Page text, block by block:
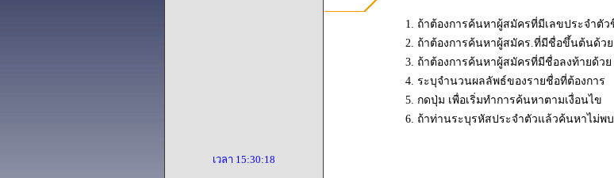
1. ถ้าต้องการค้นหาผู้สมัครที่มีเลขประจำตั
2. ถ้าต้องการค้นหาผู้สมัคร.ที่มีชื่อขึ้นต้นด้ว
3. ถ้าต้องการค้นหาผู้สมัครที่มีชื่อลงท้ายด้ว
4. ระบุจำนวนผลลัพธ์ของรายชื่อที่ต้องการ
5. กดปุ่ม เพื่อเริ่มทำการค้นหาตามเงื่อนไข
6. ถ้าท่านระบุรหัสประจำตัวแล้วค้นหาไม่พ
เวลา 15:30:18